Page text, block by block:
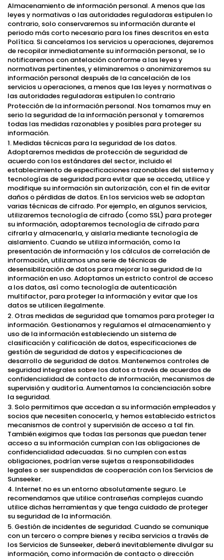
Almacenamiento de información personal. A menos que las
leyes y normativas o las autoridades reguladoras estipulen lo
contrario, solo conservaremos su información durante el
periodo más corto necesario para los fines descritos en esta
Política. Si cancelamos los servicios u operaciones, dejaremos
de recopilar inmediatamente su información personal, se lo
notificaremos con antelación conforme a las leyes y
normativas pertinentes, y eliminaremos o anonimizaremos su
información personal después de la cancelación de los
servicios u operaciones, a menos que las leyes y normativas o
las autoridades reguladoras estipulen lo contrario
Protección de la información personal. Nos tomamos muy en
serio la seguridad de la información personal y tomaremos
todas las medidas razonables y posibles para proteger su
información.
1. Medidas técnicas para la seguridad de los datos.
Adoptaremos medidas de protección de seguridad de
acuerdo con los estándares del sector, incluido el
establecimiento de especificaciones razonables del sistema y
tecnologías de seguridad para evitar que se acceda, utilice y
modifique su información sin autorización, con el fin de evitar
daños o pérdidas de datos. En los servicios web se adoptan
varias técnicas de cifrado. Por ejemplo, en algunos servicios,
utilizaremos tecnología de cifrado (como SSL) para proteger
su información, adoptaremos tecnología de cifrado para
cifrarla y almacenarla, y aislarla mediante tecnología de
aislamiento. Cuando se utiliza información, como la
presentación de información y los cálculos de correlación de
información, utilizamos una serie de técnicas de
desensibilización de datos para mejorar la seguridad de la
información en uso. Adoptamos un estricto control de acceso
a los datos, así como tecnología de autenticación
multifactor, para proteger la información y evitar que los
datos se utilicen ilegalmente.
2. Otras medidas de seguridad que tomamos para proteger la
información. Gestionamos y regulamos el almacenamiento y
uso de la información estableciendo un sistema de
clasificación y calificación de datos, especificaciones de
gestión de seguridad de datos y especificaciones de
desarrollo de seguridad de datos. Mantenemos controles de
seguridad integrales sobre los datos a través de acuerdos de
confidencialidad de contacto de información, mecanismos de
supervisión y auditoría. Aumentamos la concienciación sobre
la seguridad.
3. Solo permitimos que accedan a su información empleados y
socios que necesiten conocerla, y hemos establecido estrictos
mecanismos de control y supervisión de acceso a tal fin.
También exigimos que todas las personas que puedan tener
acceso a su información cumplan con las obligaciones de
confidencialidad adecuadas. Si no cumplen con estas
obligaciones, podrían verse sujetas a responsabilidades
legales o ser suspendidas de cooperación con los Servicios de
Sunseeker.
4. Internet no es un entorno absolutamente seguro. Le
recomendamos que utilice contraseñas complejas cuando
utilice dichas herramientas y que tenga cuidado de proteger
su seguridad de la información.
5. Gestión de incidentes de seguridad. Cuando se comunique
con un tercero o compre bienes y reciba servicios a través de
los Servicios de Sunseeker, deberá inevitablemente divulgar su
información, como información de contacto o dirección